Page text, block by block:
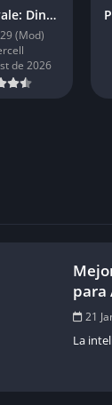
Clash Royale: Dinero Infinito
(Mod)
de 2026
para
21
La